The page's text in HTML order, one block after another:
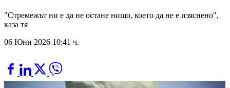
"Стремежът ни е да не остане нищо, което да не е изяснено",
каза тя
06 Юни 2026 10:41 ч.